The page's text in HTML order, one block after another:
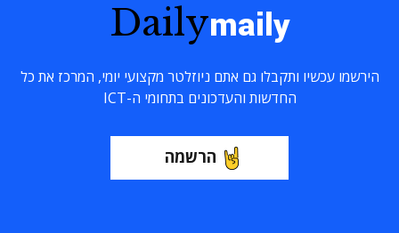
Dailymaily
הירשמו עכשיו ותקבלו גם אתם ניוזלטר מקצועי יומי, המרכז את כל
החדשות והעדכונים בתחומי ה-ICT
הרשמה